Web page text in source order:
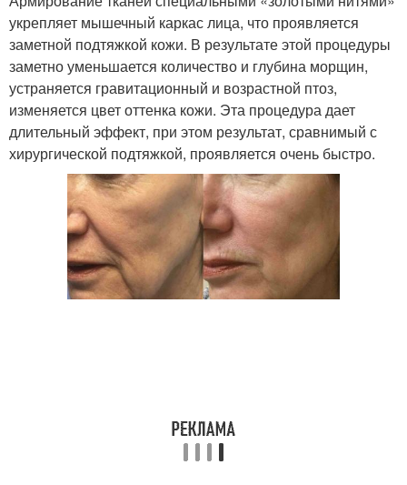
укрепляет мышечный каркас лица, что проявляется
заметной подтяжкой кожи. В результате этой процедуры
заметно уменьшается количество и глубина морщин,
устраняется гравитационный и возрастной птоз,
изменяется цвет оттенка кожи. Эта процедура дает
длительный эффект, при этом результат, сравнимый с
хирургической подтяжкой, проявляется очень быстро.